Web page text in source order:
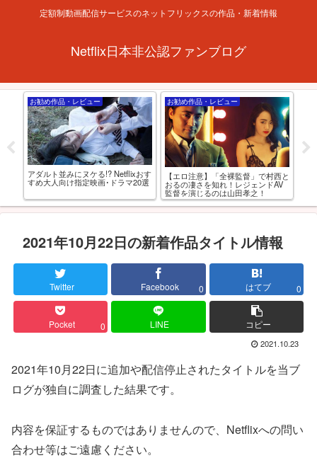
定額制動画配信サービスのネットフリックスの作品・新着情報
Netflix日本非公認ファンブログ
お勧め作品・レビュー
アダルト並みにヌケる!? Netflixおす
すめ大人向け指定映画･ドラマ20選
お勧め作品・レビュー
【エロ注意】「全裸監督」で村西と
おるの凄さを知れ！レジェンドAV
監督を演じるのは山田孝之！
2021年10月22日の新着作品タイトル情報
Twitter Facebook 0 はてブ 0
Pocket 0 LINE コピー
2021.10.23
2021年10月22日に追加や配信停止されたタイトルを当ブ
ログが独自に調査した結果です。
内容を保証するものではありませんので、Netflixへの問い
合わせ等はご遠慮ください。